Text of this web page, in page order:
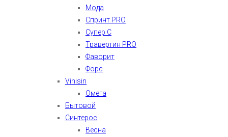
Мода
Спринт PRO
Супер С
Травертин PRO
Фаворит
Форс
Vinisin
Омега
Бытовой
Синтерос
Весна